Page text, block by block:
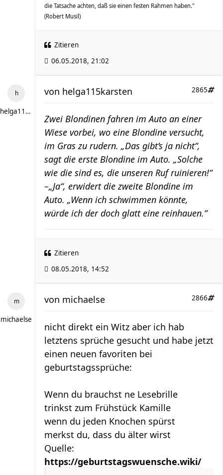
die Tatsache achten, daß sie einen festen Rahmen haben."
(Robert Musil)
Zitieren
06.05.2018, 21:02
helga115karsten
2865
von helga115karsten
Zwei Blondinen fahren im Auto an einer
Wiese vorbei, wo eine Blondine versucht,
im Gras zu rudern. „Das gibt’s ja nicht“,
sagt die erste Blondine im Auto. „Solche
wie die sind es, die unseren Ruf ruinieren!“
–„Ja“, erwidert die zweite Blondine im
Auto. „Wenn ich schwimmen könnte,
würde ich der doch glatt eine reinhauen.“
Zitieren
08.05.2018, 14:52
michaelse
2866
von michaelse
nicht direkt ein Witz aber ich hab
letztens sprüche gesucht und habe jetzt
einen neuen favoriten bei
geburtstagssprüche:
Wenn du brauchst ne Lesebrille
trinkst zum Frühstück Kamille
wenn du jeden Knochen spürst
merkst du, dass du älter wirst
Quelle:
https://geburtstagswuensche.wiki/